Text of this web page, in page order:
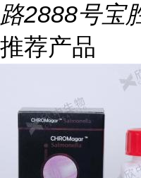
路2888号宝
推荐产品